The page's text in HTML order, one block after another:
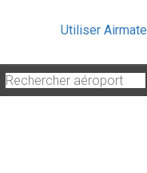
Utiliser Airmate